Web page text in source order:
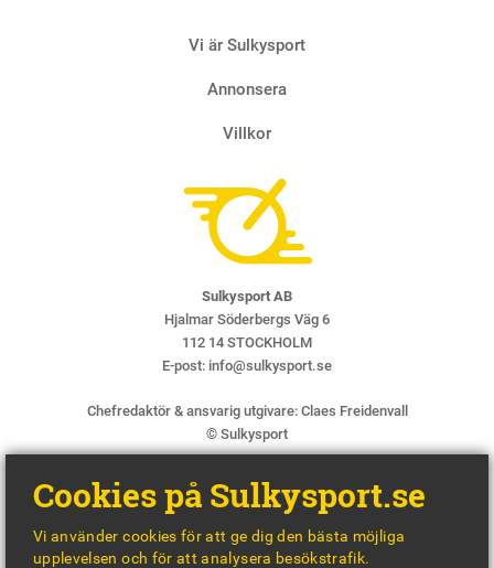
Vi är Sulkysport
Annonsera
Villkor
Sulkysport AB
Hjalmar Söderbergs Väg 6
112 14 STOCKHOLM
E-post: info@sulkysport.se
Chefredaktör & ansvarig utgivare: Claes Freidenvall
© Sulkysport
Cookies på Sulkysport.se
Vi använder cookies för att ge dig den bästa möjliga
upplevelsen och för att analysera besökstrafik.